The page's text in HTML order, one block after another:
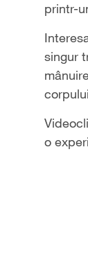
printr-
singur
o